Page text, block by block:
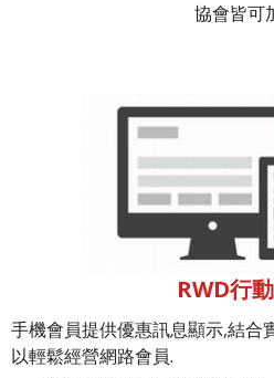
協會皆可
RWD行
手機會員提供優惠訊息顯示,結合
以輕鬆經營網路會員.